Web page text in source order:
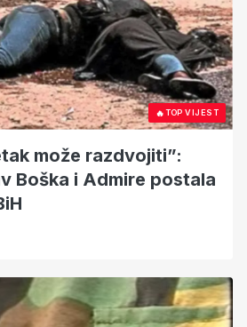
🔥TOP VIJEST
može razdvojiti”:
Boška i Admire postala